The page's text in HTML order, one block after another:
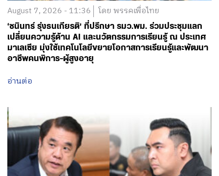
August 7, 2026 - 11:36 โดย พรรคเพื่อไทย
‘ชนินทร์ รุ่งธนเกียรติ’ ที่ปรึกษา รมว.พม. ร่วมประชุมแลก
เปลี่ยนความรู้ด้าน AI และนวัตกรรมการเรียนรู้ ณ ประเทศ
มาเลเซีย มุ่งใช้เทคโนโลยีขยายโอกาสการเรียนรู้และพัฒนา
อาชีพคนพิการ-ผู้สูงอายุ
อ่านต่อ